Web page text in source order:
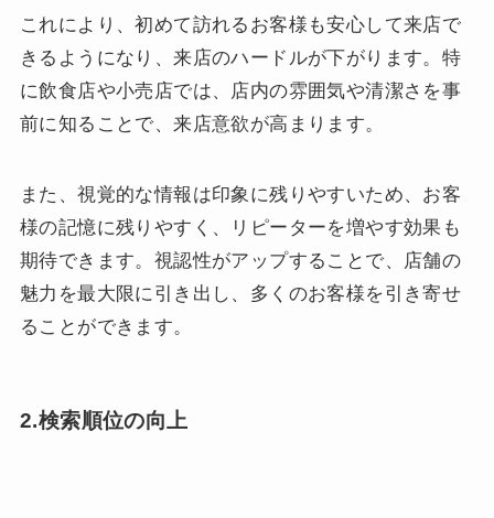
これにより、初めて訪れるお客様も安心して来店で
きるようになり、来店のハードルが下がります。特
に飲食店や小売店では、店内の雰囲気や清潔さを事
前に知ることで、来店意欲が高まります。
また、視覚的な情報は印象に残りやすいため、お客
様の記憶に残りやすく、リピーターを増やす効果も
期待できます。視認性がアップすることで、店舗の
魅力を最大限に引き出し、多くのお客様を引き寄せ
ることができます。
2.検索順位の向上